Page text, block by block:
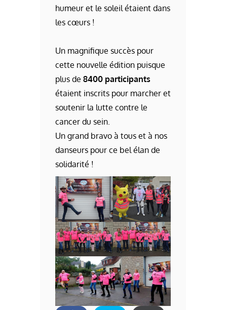
humeur et le soleil étaient dans
les cœurs !
Un magnifique succès pour
cette nouvelle édition puisque
plus de 8400 participants
étaient inscrits pour marcher et
soutenir la lutte contre le
cancer du sein.
Un grand bravo à tous et à nos
danseurs pour ce bel élan de
solidarité !